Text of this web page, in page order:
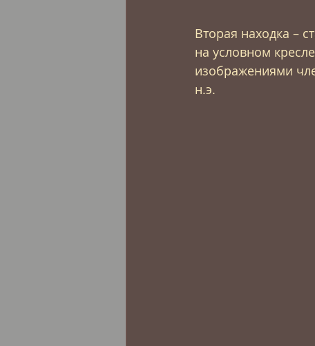
Вторая находка –
на условном
изображениями
н.э.